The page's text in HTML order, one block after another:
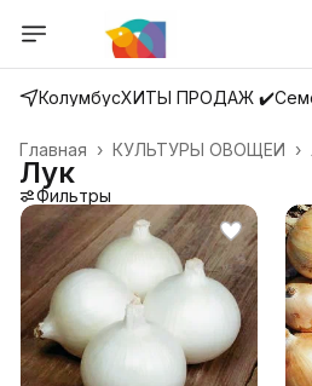
КолумбусХИТЫ ПРОДАЖ ✔️
КУЛЬТУРЫ ОВОЩЕЙ ›
Главная ›
Лук
Фильтры